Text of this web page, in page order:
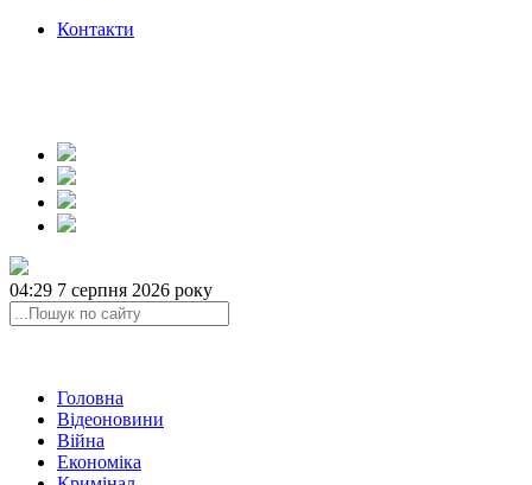
Контакти
04:29 7 серпня 2026 року
Головна
Відеоновини
Війна
Економіка